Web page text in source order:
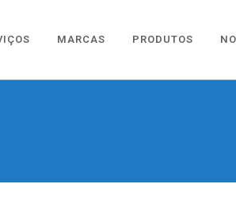
MARCAS PRODUTOS